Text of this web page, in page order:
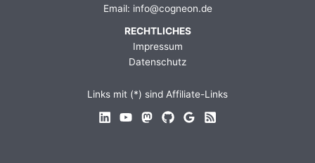
Email: info@cogneon.de
RECHTLICHES
Impressum
Datenschutz
Links mit (*) sind Affiliate-Links